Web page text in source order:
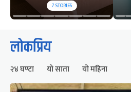
7STORIES
लोकप्रिय
२४ घण्टा यो साता यो महिना